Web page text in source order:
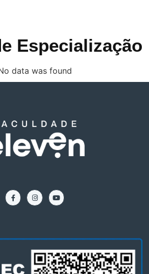
Especialização
data was found